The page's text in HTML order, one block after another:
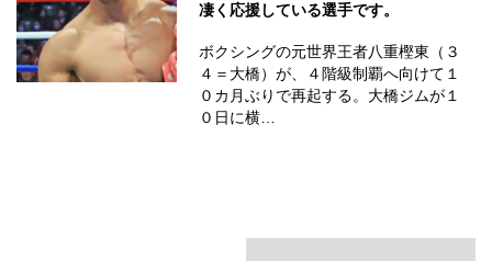
凄く応援している選手です。
ボクシングの元世界王者八重樫東（３
４＝大橋）が、４階級制覇へ向けて１
０カ月ぶりで再起する。大橋ジムが１
０日に横…